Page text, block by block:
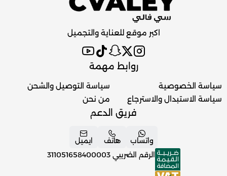
اكبر موقع للعناية والتجميل
روابط مهمة
سياسة الخصوصية
سياسة الاستبدال والاسترجاع
سياسة التوصيل والشحن
من نحن
فريق الدعم
واتساب هاتف
ايميل
الرقم الضريبي 311051658400003